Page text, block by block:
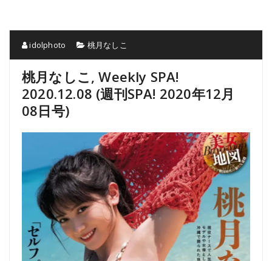
idolphoto 桃月なしこ
桃月なしこ, Weekly SPA!
2020.12.08 (週刊SPA! 2020年12月
08日号)